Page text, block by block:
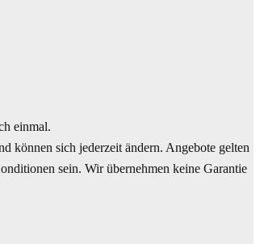
einmal.
können sich jederzeit ändern. Angebote gelten
sein. Wir übernehmen keine Garantie